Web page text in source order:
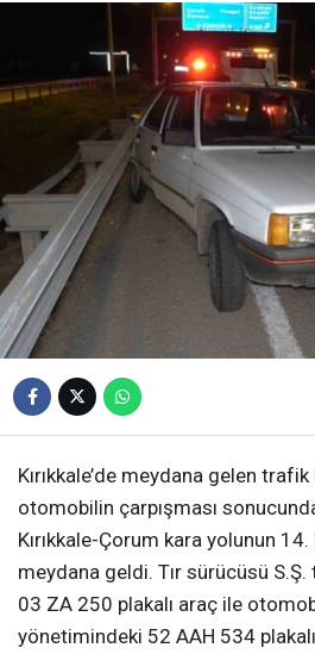
Kırıkkale’de meydana gelen
otomobilin çarpışması
Kırıkkale-Çorum kara yolunun
meydana geldi. Tır sürücüsü S.Ş.
03 ZA 250 plakalı araç ile
yönetimindeki 52 AAH 534